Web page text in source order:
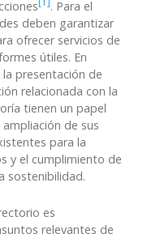
. Para el
deben garantizar
ofrecer servicios de
útiles. En
presentación de
relacionada con la
tienen un papel
de sus
para la
y el cumplimiento de
sostenibilidad.
es
relevantes de